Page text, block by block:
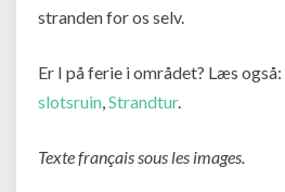
stranden for os selv.
Er I på ferie i området? Læs også:
slotsruin,Strandtur.
Texte français sous les images.